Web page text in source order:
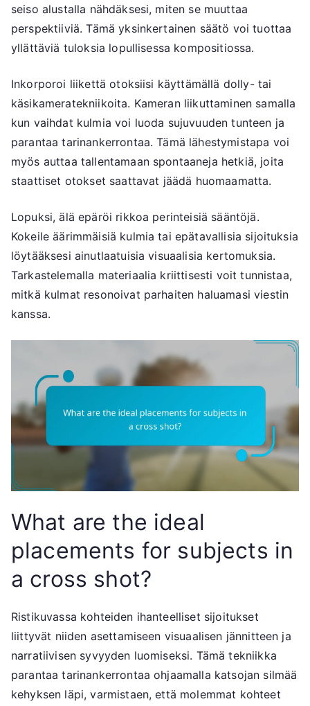
seiso alustalla nähdäksesi, miten se muuttaa
perspektiiviä. Tämä yksinkertainen säätö voi tuottaa
yllättäviä tuloksia lopullisessa kompositiossa.
Inkorporoi liikettä otoksiisi käyttämällä dolly- tai
käsikameratekniikoita. Kameran liikuttaminen samalla
kun vaihdat kulmia voi luoda sujuvuuden tunteen ja
parantaa tarinankerrontaa. Tämä lähestymistapa voi
myös auttaa tallentamaan spontaaneja hetkiä, joita
staattiset otokset saattavat jäädä huomaamatta.
Lopuksi, älä epäröi rikkoa perinteisiä sääntöjä.
Kokeile äärimmäisiä kulmia tai epätavallisia sijoituksia
löytääksesi ainutlaatuisia visuaalisia kertomuksia.
Tarkastelemalla materiaalia kriittisesti voit tunnistaa,
mitkä kulmat resonoivat parhaiten haluamasi viestin
kanssa.
What are the ideal
placements for subjects in
a cross shot?
Ristikuvassa kohteiden ihanteelliset sijoitukset
liittyvät niiden asettamiseen visuaalisen jännitteen ja
narratiivisen syvyyden luomiseksi. Tämä tekniikka
parantaa tarinankerrontaa ohjaamalla katsojan silmää
kehyksen läpi, varmistaen, että molemmat kohteet